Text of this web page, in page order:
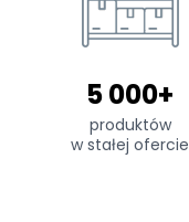
5 000+
produktów
w stałej ofercie